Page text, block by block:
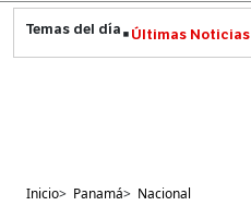
Últimas Noticias
Inicio> Panamá> Nacional